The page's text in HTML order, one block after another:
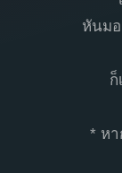
หันมอ
ก็
* หา